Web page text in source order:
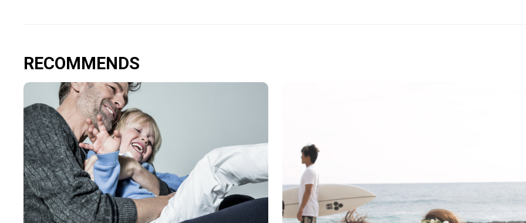
RECOMMENDS